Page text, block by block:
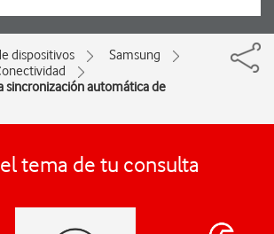
dispositivos
Samsung
sincronización automática de
tema de tu consulta